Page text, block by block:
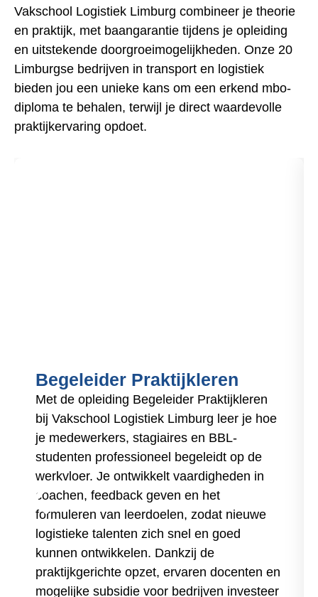
Vakschool Logistiek Limburg combineer je theorie
en praktijk, met baangarantie tijdens je opleiding
en uitstekende doorgroeimogelijkheden. Onze 20
Limburgse bedrijven in transport en logistiek
bieden jou een unieke kans om een erkend mbo-
diploma te behalen, terwijl je direct waardevolle
praktijkervaring opdoet.
Begeleider Praktijkleren
Met de opleiding Begeleider Praktijkleren
bij Vakschool Logistiek Limburg leer je hoe
je medewerkers, stagiaires en BBL-
studenten professioneel begeleidt op de
werkvloer. Je ontwikkelt vaardigheden in
coachen, feedback geven en het
formuleren van leerdoelen, zodat nieuwe
logistieke talenten zich snel en goed
kunnen ontwikkelen. Dankzij de
praktijkgerichte opzet, ervaren docenten en
mogelijke subsidie voor bedrijven investeer